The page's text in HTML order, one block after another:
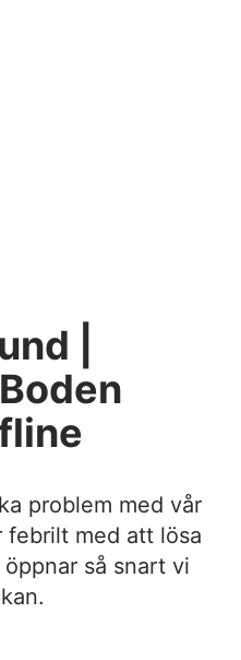
|
problem med vår
febrilt med att lösa
så snart vi